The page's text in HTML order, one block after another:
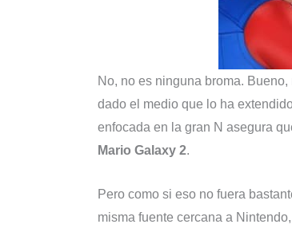
No, no es ninguna broma.
dado el medio que lo ha
enfocada en la gran N asegura
Mario Galaxy 2.
Pero como si eso no fuera
misma fuente cercana a